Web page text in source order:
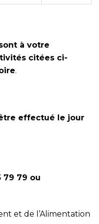
à votre
citées ci-
.
effectué le jour
79 79 ou
et de l’Alimentation